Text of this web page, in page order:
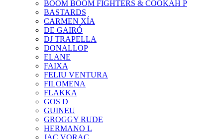
BOOM BOOM FIGHTERS & COOKAH P
BASTARDS
CARMEN XÍA
DE GAIRÓ
DJ TRAPELLA
DONALLOP
ELANE
FAIXA
FELIU VENTURA
FILOMENA
FLAKKA
GOS D
GUINEU
GROGGY RUDE
HERMANO L
JAÇ VORAÇ